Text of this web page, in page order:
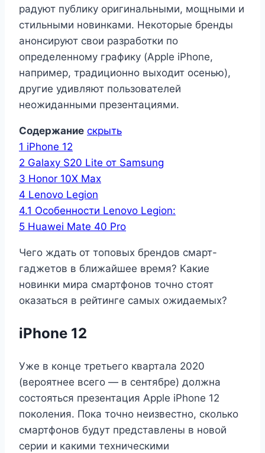
радуют публику оригинальными, мощными и
стильными новинками. Некоторые бренды
анонсируют свои разработки по
определенному графику (Apple iPhone,
например, традиционно выходит осенью),
другие удивляют пользователей
неожиданными презентациями.
Содержание скрыть
1 iPhone 12
2 Galaxy S20 Lite от Samsung
3 Honor 10X Max
4 Lenovo Legion
4.1 Особенности Lenovo Legion:
5 Huawei Mate 40 Pro
Чего ждать от топовых брендов смарт-
гаджетов в ближайшее время? Какие
новинки мира смартфонов точно стоят
оказаться в рейтинге самых ожидаемых?
iPhone 12
Уже в конце третьего квартала 2020
(вероятнее всего — в сентябре) должна
состояться презентация Apple iPhone 12
поколения. Пока точно неизвестно, сколько
смартфонов будут представлены в новой
серии и какими техническими